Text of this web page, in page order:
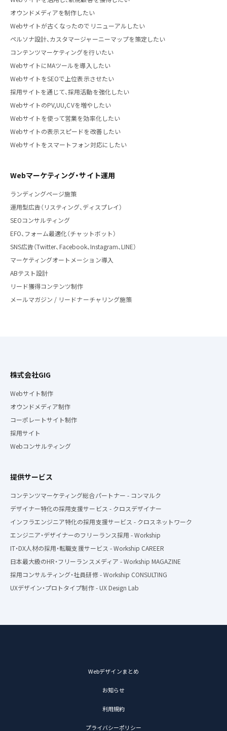
オウンドメディアを制作したい
Webサイトが古くなったのでリニューアルしたい
ペルソナ設計、カスタマージャーニーマップを策定したい
コンテンツマーケティングを行いたい
WebサイトにMAツールを導入したい
WebサイトをSEOで上位表示させたい
採用サイトを通じて、採用活動を強化したい
WebサイトのPV,UU,CVを増やしたい
Webサイトを使って営業を効率化したい
Webサイトの表示スピードを改善したい
Webサイトをスマートフォン対応にしたい
Webマーケティング・サイト運用
ランディングページ施策
運用型広告（リスティング、ディスプレイ）
SEOコンサルティング
EFO、フォーム最適化（チャットボット）
SNS広告（Twitter、Facebook、Instagram、LINE）
マーケティングオートメーション導入
ABテスト設計
リード獲得コンテンツ制作
メールマガジン / リードナーチャリング施策
株式会社GIG
Webサイト制作
オウンドメディア制作
コーポレートサイト制作
採用サイト
Webコンサルティング
提供サービス
コンテンツマーケティング総合パートナー - コンマルク
デザイナー特化の採用支援サービス - クロスデザイナー
インフラエンジニア特化の採用支援サービス - クロスネットワーク
エンジニア・デザイナーのフリーランス採用 - Workship
IT・DX人材の採用・転職支援サービス - Workship CAREER
日本最大級のHR・フリーランスメディア - Workship MAGAZINE
採用コンサルティング・社員研修 - Workship CONSULTING
UXデザイン・プロトタイプ制作 - UX Design Lab
Webデザインまとめ
お知らせ
利用規約
プライバシーポリシー